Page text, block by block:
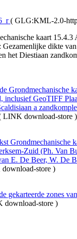
( GLG:KML-2.0-
kaart 15.4.3
dikte van
het Diestiaan
Grondmechanische
inclusief GeoTIFF
a
LINK download-store )
Grondmechanische
Zuid (Ph. Van
E. De Beer, W. De
store )
gekarteerde zones
download-store )